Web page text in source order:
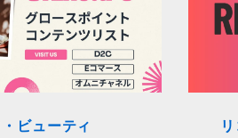
ビューティ